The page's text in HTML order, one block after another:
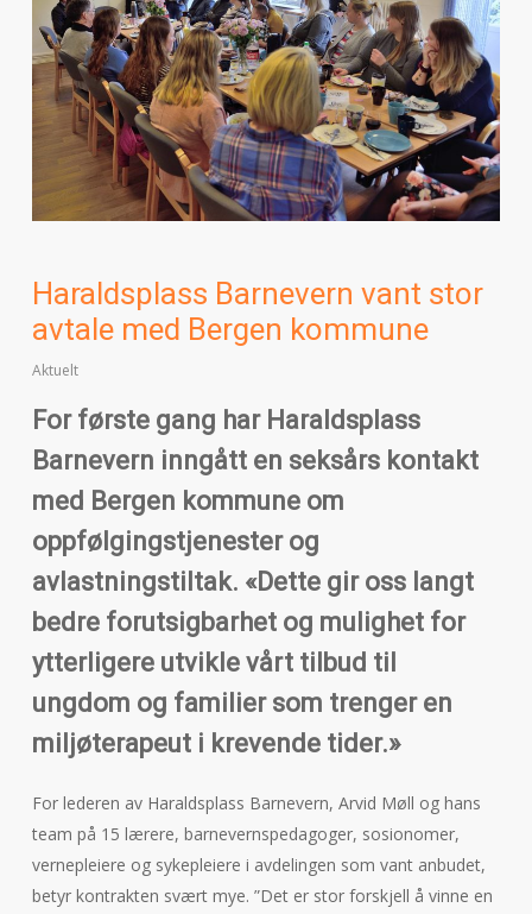
Haraldsplass Barnevern vant stor
avtale med Bergen kommune
Aktuelt
For første gang har Haraldsplass
Barnevern inngått en seksårs kontakt
med Bergen kommune om
oppfølgingstjenester og
avlastningstiltak. «Dette gir oss langt
bedre forutsigbarhet og mulighet for
ytterligere utvikle vårt tilbud til
ungdom og familier som trenger en
miljøterapeut i krevende tider.»
For lederen av Haraldsplass Barnevern, Arvid Møll og hans
team på 15 lærere, barnevernspedagoger, sosionomer,
vernepleiere og sykepleiere i avdelingen som vant anbudet,
betyr kontrakten svært mye. ”Det er stor forskjell å vinne en